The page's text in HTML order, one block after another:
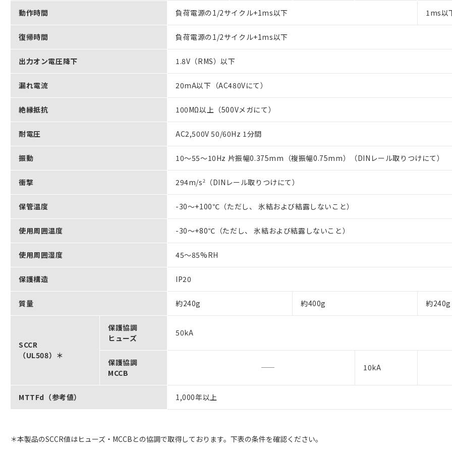
動作時間 負荷電源の1/2サイクル+1ms以下 1ms以
復帰時間 負荷電源の1/2サイクル+1ms以下
出力オン電圧降下 1.8V（RMS）以下
漏れ電流 20mA以下（AC480Vにて）
絶縁抵抗 100MΩ以上（500Vメガにて）
耐電圧 AC2,500V 50/60Hz 1分間
振動 10～55～10Hz 片振幅0.375mm（複振幅0.75mm）（DINレール取りつけにて）
衝撃 294m/s2 （DINレール取りつけにて）
保管温度 -30～+100℃（ただし、 氷結および結露しないこと）
使用周囲温度 -30～+80℃（ただし、 氷結および結露しないこと）
使用周囲湿度 45～85%RH
保護構造 IP20
質量 約240g 約400g 約240g
SCCR
（UL508）＊
保護協調
ヒューズ
50kA
保護協調
MCCB
10kA
MTTFd（参考値） 1,000年以上
＊本製品のSCCR値はヒューズ・MCCBとの協調で取得しております。下表の条件を確認ください。